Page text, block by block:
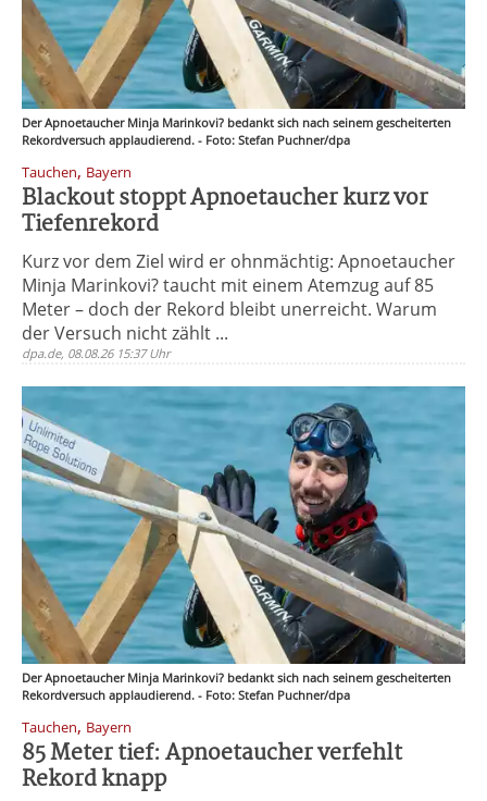
Der Apnoetaucher Minja Marinkovi? bedankt sich nach seinem gescheiterten
Rekordversuch applaudierend. - Foto: Stefan Puchner/dpa
Tauchen, Bayern
Blackout stoppt Apnoetaucher kurz vor
Tiefenrekord
Kurz vor dem Ziel wird er ohnmächtig: Apnoetaucher
Minja Marinkovi? taucht mit einem Atemzug auf 85
Meter – doch der Rekord bleibt unerreicht. Warum
der Versuch nicht zählt ...
dpa.de, 08.08.26 15:37 Uhr
Der Apnoetaucher Minja Marinkovi? bedankt sich nach seinem gescheiterten
Rekordversuch applaudierend. - Foto: Stefan Puchner/dpa
Tauchen, Bayern
85 Meter tief: Apnoetaucher verfehlt
Rekord knapp